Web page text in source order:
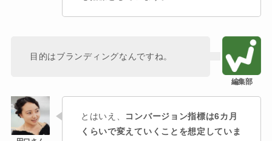
目的はブランディングなんですね。
とはいえ、 コンバージョン指標は6カ月
くらいで変えていくことを想定していま